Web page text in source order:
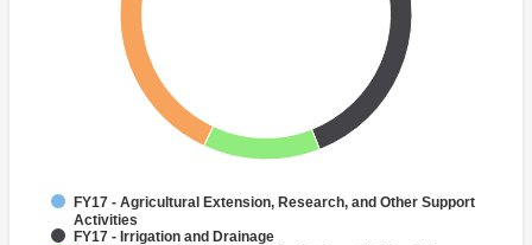
FY17 - Agricultural Extension, Research, and Other Support
Activities
FY17 - Irrigation and Drainage